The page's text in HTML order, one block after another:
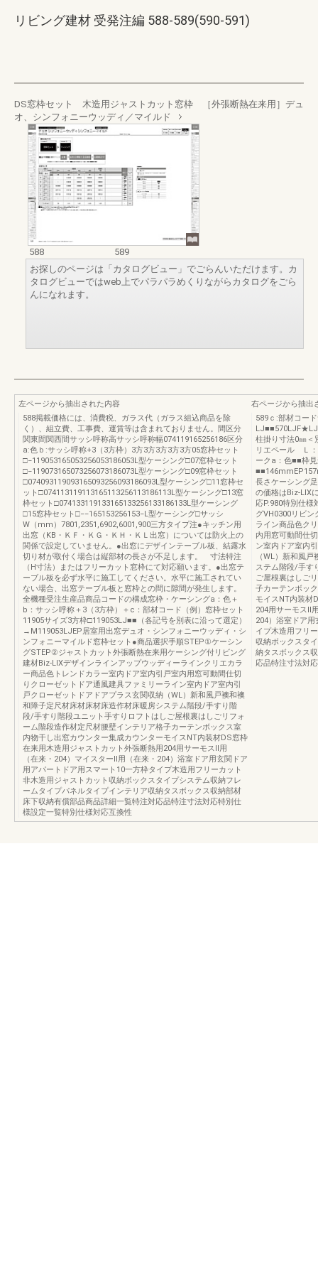
リビング建材 受発注編 588-589(590-591)
DS窓枠セット 木造用ジャストカット窓枠 ［外張断熱在来用］デュ
オ、シンフォニーウッディ／マイルド
588
589
お探しのページは「カタログビュー」でごらんいただけます。カ
タログビューではweb上でパラパラめくりながらカタログをごら
んになれます。
左ページから抽出された内容
588掲載価格には、消費税、ガラス代（ガラス組込商品を除
く）、組立費、工事費、運賃等は含まれておりません。間区分
関東間関西間サッシ呼称高サッシ呼称幅074119165256186区分
a:色ｂ:サッシ呼称+3（3方枠）3方3方3方3方3方05窓枠セット
□−119053165053256053186053L型ケーシング□07窓枠セット
□−119073165073256073186073L型ケーシング□09窓枠セット
□074093119093165093256093186093L型ケーシング□11窓枠セ
ット□074113119113165113256113186113L型ケーシング□13窓
枠セット□074133119133165133256133186133L型ケーシング
□15窓枠セット□−−165153256153−L型ケーシング□サッシ
W（mm）7801,2351,6902,6001,900三方タイプ注●キッチン用
出窓（KB・ＫＦ・ＫＧ・ＫＨ・ＫＬ出窓）については防火上の
関係で設定していません。●出窓にデザインテーブル板、結露水
切り材が取付く場合は縦部材の長さが不足します。 寸法特注
（H寸法）またはフリーカット窓枠にて対応願います。●出窓テ
ーブル板を必ず水平に施工してください。水平に施工されてい
ない場合、出窓テーブル板と窓枠との間に隙間が発生します。
全機種受注生産品商品コードの構成窓枠・ケーシングa：色＋
b：サッシ呼称＋3（3方枠）＋c：部材コード（例）窓枠セット
11905サイズ3方枠□119053LJ■■（各記号を別表に沿って選定）
→M119053LJEP居室用出窓デュオ・シンフォニーウッディ・シ
ンフォニーマイルド窓枠セット●商品選択手順STEP①ケーシン
グSTEP②ジャストカット外張断熱在来用ケーシング付リビング
建材Biz-LIXデザインラインアップウッディーラインクリエカラ
ー商品色トレンドカラー室内ドア室内引戸室内用窓可動間仕切
りクローゼットドア通風建具ファミリーライン室内ドア室内引
戸クローゼットドアドアプラス玄関収納（WL）新和風戸襖和襖
和障子定尺材床材床材床造作材床暖房システム階段/手すり階
段/手すり階段ユニット手すりロフトはしご屋根裏はしごリフォ
ーム階段造作材定尺材腰壁インテリア格子カーテンボックス室
内物干し出窓カウンター集成カウンターモイスNT内装材DS窓枠
在来用木造用ジャストカット外張断熱用204用サーモスⅡ用
（在来・204）マイスターⅡ用（在来・204）浴室ドア用玄関ドア
用アパートドア用スマート10一方枠タイプ木造用フリーカット
非木造用ジャストカット収納ボックスタイプシステム収納フレ
ームタイプパネルタイプインテリア収納タスボックス収納部材
床下収納有償部品商品詳細一覧特注対応品特注寸法対応特別仕
様設定一覧特別仕様対応互換性
右ページから抽出
589ｃ:部材コー
柱掛り寸法0㎜
リエペール Ｌ
ークa：色■■枠
長さケーシング
の価格はBiz-LIX
応P.980特別仕様
グVH0300リビン
ライン商品色ク
内用窓可動間仕
ン室内ドア室内
（WL）新和風
ステム階段/手す
ご屋根裏はしご
子カーテンボッ
モイスNT内装材
204用サーモスⅡ
204）浴室ドア
イプ木造用フリ
収納ボックスタ
納タスボックス
応品特注寸法対